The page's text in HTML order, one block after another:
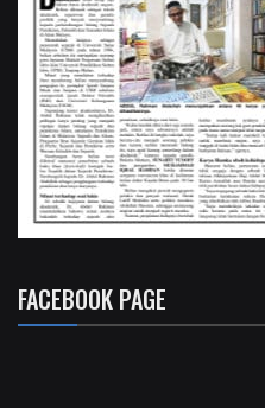
FACEBOOK PAGE